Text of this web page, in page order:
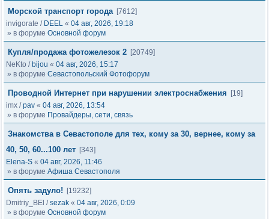
Морской транспорт города [7612]
invigorate / DEEL « 04 авг, 2026, 19:18
» в форуме Основной форум
Купля/продажа фотожелезок 2 [20749]
NeKto / bijou « 04 авг, 2026, 15:17
» в форуме Севастопольский Фотофорум
Проводной Интернет при нарушении электроснабжения
[19]
imx /pav « 04 авг, 2026, 13:54
» в форуме Провайдеры, сети, связь
Знакомства в Севастополе для тех, кому за 30, вернее, кому за
40, 50, 60...100 лет [343]
Elena-S « 04 авг, 2026, 11:46
» в форуме Афиша Севастополя
Опять задуло!
[19232]
Dmitriy_BEl /sezak « 04 авг, 2026, 0:09
» в форуме Основной форум